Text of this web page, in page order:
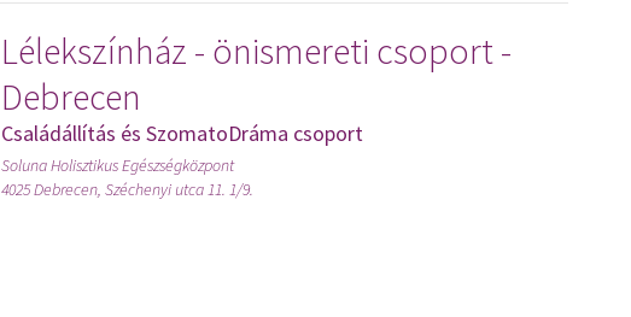
Lélekszínház - önismereti csoport -
Debrecen
Családállítás és SzomatoDráma csoport
Soluna Holisztikus Egészségközpont
4025 Debrecen, Széchenyi utca 11. 1/9.